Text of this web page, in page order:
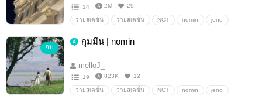
14 2M 29
วายสเตชั่น วายสเตชั่น NCT nomin jeno
จบ
กุมมีน | nomin
melloJ_
19 823K 12
วายสเตชั่น วายสเตชั่น NCT nomin jeno